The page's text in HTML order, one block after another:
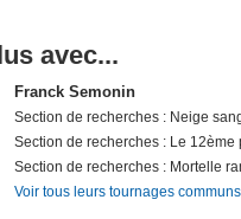
avec...
Franck Semonin
Section de recherches : Neige
Section de recherches : Le 12ème
Section de recherches : Mortelle
Voir tous leurs tournages communs